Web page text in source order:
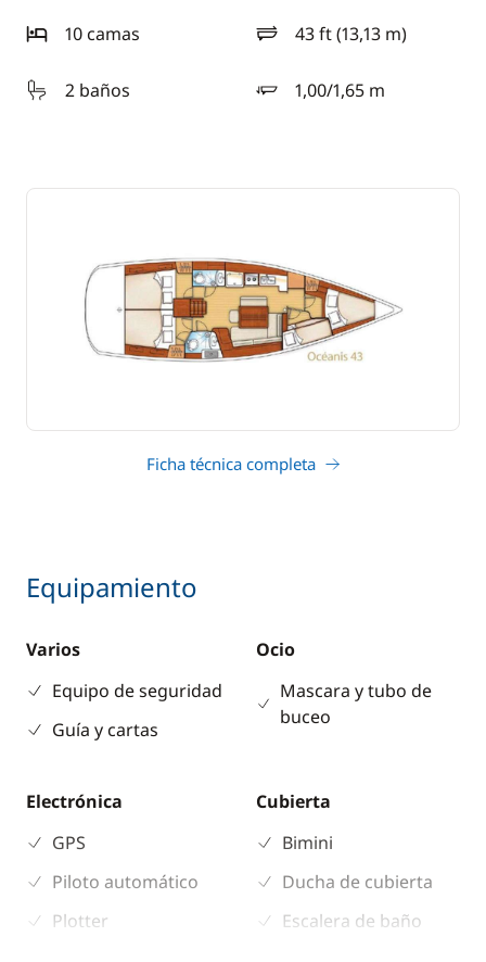
10 camas
43 ft (13,13 m)
eslora
2 baños
1,00/1,65 m
calado
Ficha técnica completa
Equipamiento
Varios
Equipo de seguridad
Guía y cartas
Ocio
Mascara y tubo de
buceo
Electrónica
GPS
Piloto automático
Plotter
Cubierta
Bimini
Ducha de cubierta
Escalera de baño